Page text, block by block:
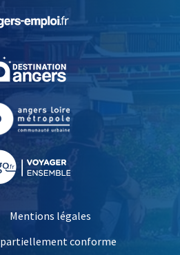
, Ouvre une nouvelle
, Ouvre une nouvelle
Mentions légales
partiellement conforme